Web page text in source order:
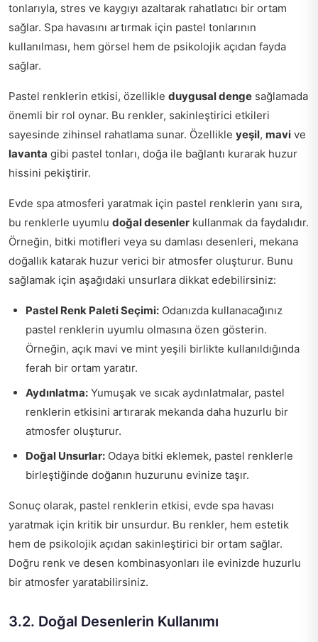
tonlarıyla, stres ve kaygıyı azaltarak rahatlatıcı bir ortam
sağlar. Spa havasını artırmak için pastel tonlarının
kullanılması, hem görsel hem de psikolojik açıdan fayda
sağlar.
Pastel renklerin etkisi, özellikle duygusal denge sağlamada
önemli bir rol oynar. Bu renkler, sakinleştirici etkileri
sayesinde zihinsel rahatlama sunar. Özellikle yeşil, mavi ve
lavanta gibi pastel tonları, doğa ile bağlantı kurarak huzur
hissini pekiştirir.
Evde spa atmosferi yaratmak için pastel renklerin yanı sıra,
bu renklerle uyumlu doğal desenler kullanmak da faydalıdır.
Örneğin, bitki motifleri veya su damlası desenleri, mekana
doğallık katarak huzur verici bir atmosfer oluşturur. Bunu
sağlamak için aşağıdaki unsurlara dikkat edebilirsiniz:
Pastel Renk Paleti Seçimi: Odanızda kullanacağınız
pastel renklerin uyumlu olmasına özen gösterin.
Örneğin, açık mavi ve mint yeşili birlikte kullanıldığında
ferah bir ortam yaratır.
Aydınlatma: Yumuşak ve sıcak aydınlatmalar, pastel
renklerin etkisini artırarak mekanda daha huzurlu bir
atmosfer oluşturur.
Doğal Unsurlar: Odaya bitki eklemek, pastel renklerle
birleştiğinde doğanın huzurunu evinize taşır.
Sonuç olarak, pastel renklerin etkisi, evde spa havası
yaratmak için kritik bir unsurdur. Bu renkler, hem estetik
hem de psikolojik açıdan sakinleştirici bir ortam sağlar.
Doğru renk ve desen kombinasyonları ile evinizde huzurlu
bir atmosfer yaratabilirsiniz.
3.2. Doğal Desenlerin Kullanımı